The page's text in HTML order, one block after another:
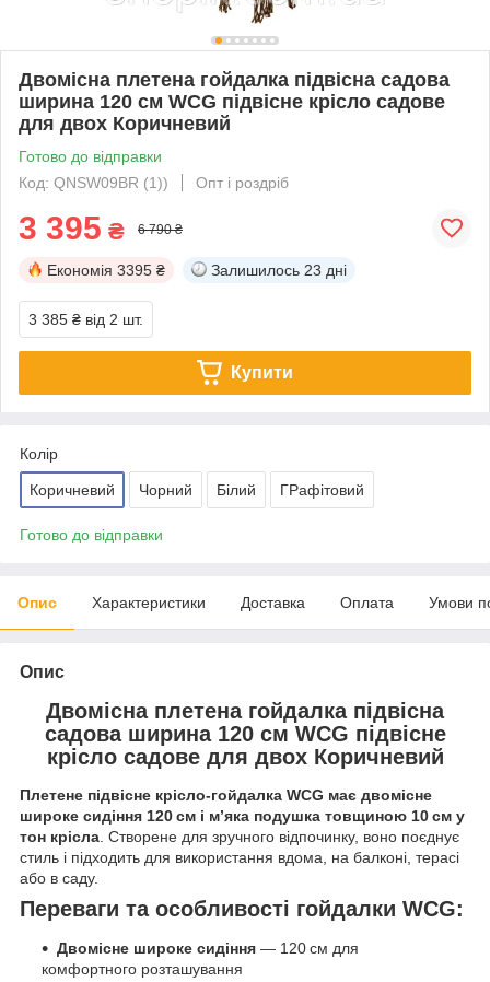
Двомісна плетена гойдалка підвісна садова
ширина 120 см WCG підвісне крісло садове
для двох Коричневий
Готово до відправки
Код: QNSW09BR (1))
Опт і роздріб
3 395 ₴ 6 790 ₴
Економія 3395 ₴ Залишилось 23 дні
3 385 ₴ від 2 шт.
Купити
Колір
Коричневий Чорний Білий ГРафітовий
Готово до відправки
Опис Характеристики Доставка Оплата Умови
Опис
Двомісна плетена гойдалка підвісна
садова ширина 120 см WCG підвісне
крісло садове для двох Коричневий
Плетене підвісне крісло-гойдалка WCG має двомісне
широке сидіння 120 см і м’яка подушка товщиною 10 см у
тон крісла. Створене для зручного відпочинку, воно поєднує
стиль і підходить для використання вдома, на балконі, терасі
або в саду.
Переваги та особливості гойдалки WCG:
Двомісне широке сидіння — 120 см для
комфортного розташування